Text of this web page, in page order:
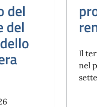
del
del
Il
nel